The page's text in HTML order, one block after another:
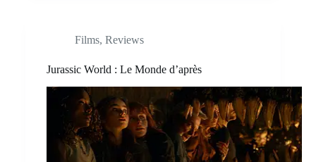
Films, Reviews
Jurassic World : Le Monde d’après